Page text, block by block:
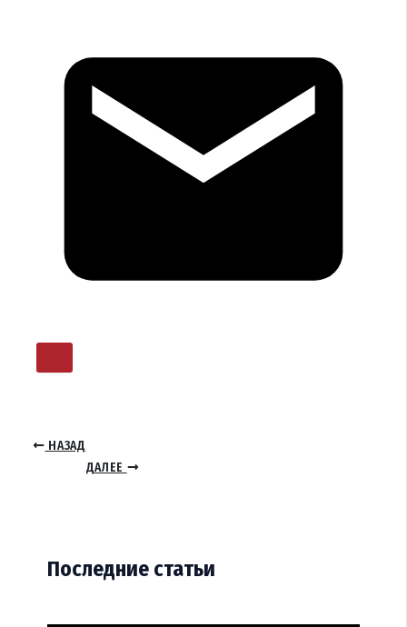
НАЗАД
ДАЛЕЕ
Последние статьи